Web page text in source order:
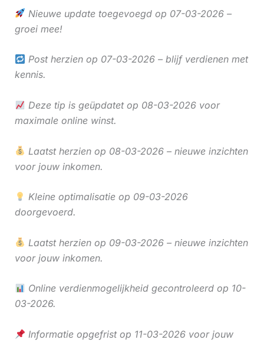
Nieuwe update toegevoegd op 07-03-2026 –
groei mee!
Post herzien op 07-03-2026 – blijf verdienen met
kennis.
Deze tip is geüpdatet op 08-03-2026 voor
maximale online winst.
Laatst herzien op 08-03-2026 – nieuwe inzichten
voor jouw inkomen.
Kleine optimalisatie op 09-03-2026
doorgevoerd.
Laatst herzien op 09-03-2026 – nieuwe inzichten
voor jouw inkomen.
Online verdienmogelijkheid gecontroleerd op 10-
03-2026.
Informatie opgefrist op 11-03-2026 voor jouw